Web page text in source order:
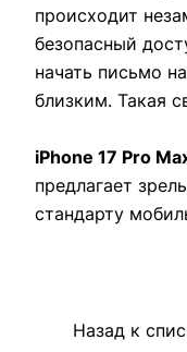
происходит
безопасный
начать письмо
близким. Такая
iPhone 17 Pro
предлагает
стандарту
Назад к